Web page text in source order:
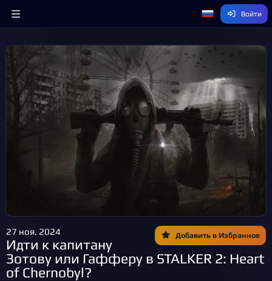
Войти
Добавить в Избранное
27 ноя. 2024
Идти к капитану
Зотову или Гафферу в STALKER 2: Heart
of Chernobyl?